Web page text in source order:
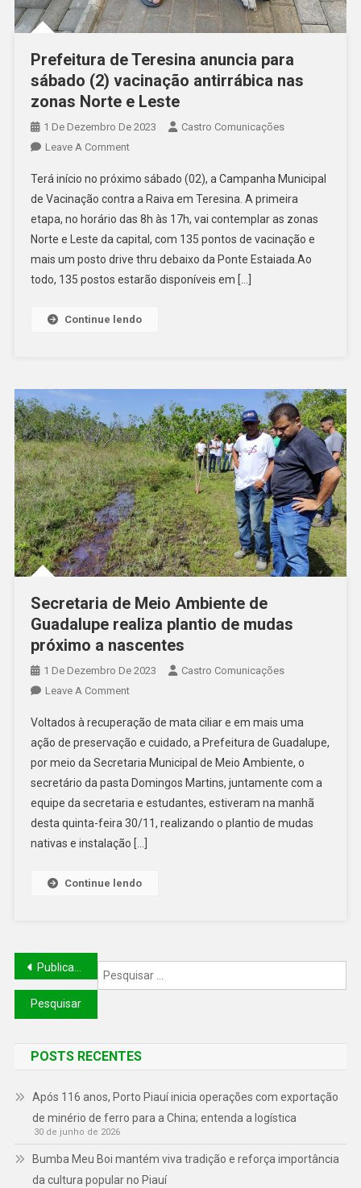
Prefeitura de Teresina anuncia para
sábado (2) vacinação antirrábica nas
zonas Norte e Leste
1 De Dezembro De 2023
Castro Comunicações
Leave A Comment
Terá início no próximo sábado (02), a Campanha Municipal
de Vacinação contra a Raiva em Teresina. A primeira
etapa, no horário das 8h às 17h, vai contemplar as zonas
Norte e Leste da capital, com 135 pontos de vacinação e
mais um posto drive thru debaixo da Ponte Estaiada.Ao
todo, 135 postos estarão disponíveis em […]
Continue lendo
Secretaria de Meio Ambiente de
Guadalupe realiza plantio de mudas
próximo a nascentes
1 De Dezembro De 2023
Castro Comunicações
Leave A Comment
Voltados à recuperação de mata ciliar e em mais uma
ação de preservação e cuidado, a Prefeitura de Guadalupe,
por meio da Secretaria Municipal de Meio Ambiente, o
secretário da pasta Domingos Martins, juntamente com a
equipe da secretaria e estudantes, estiveram na manhã
desta quinta-feira 30/11, realizando o plantio de mudas
nativas e instalação […]
Continue lendo
Publicações mais antigas
POSTS RECENTES
Após 116 anos, Porto Piauí inicia operações com exportação
de minério de ferro para a China; entenda a logística
30 de junho de 2026
Bumba Meu Boi mantém viva tradição e reforça importância
da cultura popular no Piauí